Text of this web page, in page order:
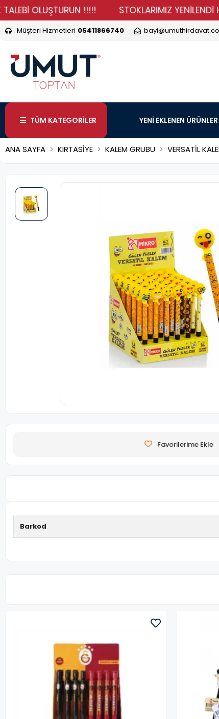
OLUŞTURUN !!!!! STOKLARIMIZ YENİLENDİ HADİ
Müşteri Hizmetleri 05411866740
TÜM KATEGORİLER YENİ EKLENEN ÜRÜNLER
ANA SAYFA KIRTASİYE KALEM GRUBU VERSATİL
Favorilerime Ekle
Barkod